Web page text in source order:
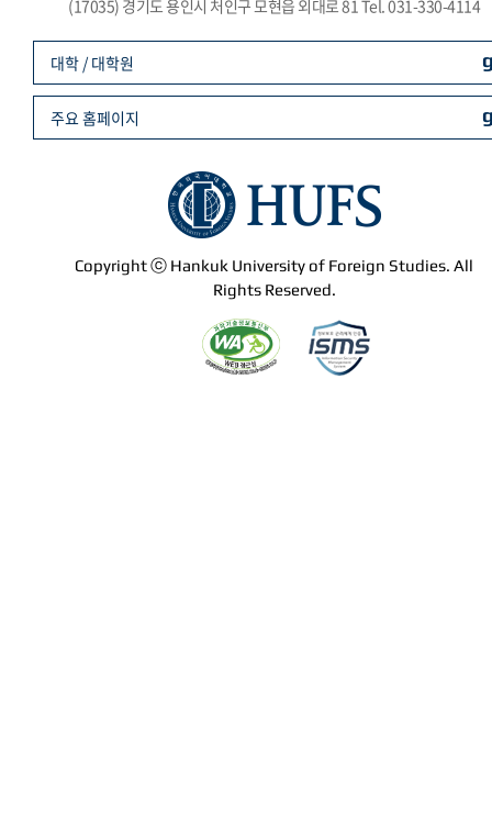
(17035) 경기도 용인시 처인구 모현읍 외대로 81 Tel. 031-330-4114
Copyright ⓒ Hankuk University of Foreign Studies. All
Rights Reserved.
대학 / 대학원
주요 홈페이지